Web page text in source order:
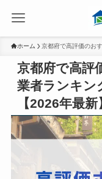
ホーム 京都府で高評価のお
京都府で高評
業者ランキン
【2026年最新